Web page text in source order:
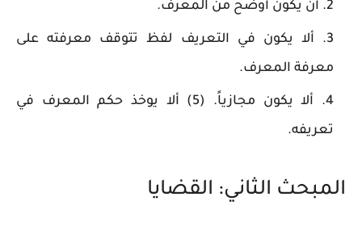
أن يكون أوضح من المعرف.
ألا يكون في التعريف لفظ تتوقف معرفته على
معرفة المعرف.
ألا يكون مجازياً. (5) ألا يوخذ حكم المعرف في
تعريفه.
المبحث الثاني: القضايا